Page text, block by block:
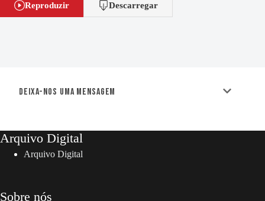
Reproduzir Descarregar
Deixa-nos uma mensagem
Arquivo Digital
Arquivo Digital
Sobre nós